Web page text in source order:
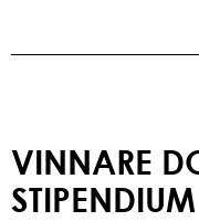
VINNARE